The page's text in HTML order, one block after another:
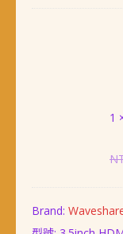
1
Brand: